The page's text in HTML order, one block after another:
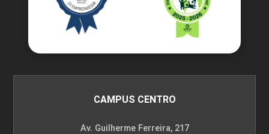
CAMPUS CENTRO
Av. Guilherme Ferreira, 217